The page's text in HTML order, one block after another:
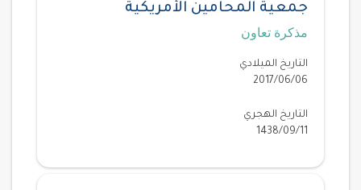
جمعية المحامين الأمريكية
مذكرة تعاون
التاريخ الميلادي
2017/06/06
التاريخ الهجري
1438/09/11